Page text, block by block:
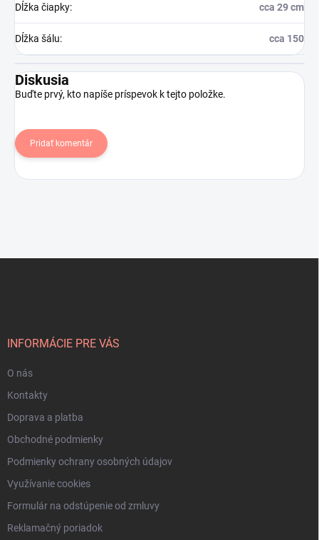
Dĺžka čiapky: cca 29 cm
Dĺžka šálu: cca 150
Diskusia
Buďte prvý, kto napíše príspevok k tejto položke.
Pridať komentár
INFORMÁCIE PRE VÁS
O nás
Kontakty
Doprava a platba
Obchodné podmienky
Podmienky ochrany osobných údajov
Využívanie cookies
Formulár na odstúpenie od zmluvy
Reklamačný poriadok